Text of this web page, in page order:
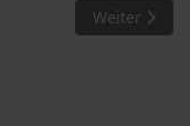
(6). Drei
Nächster
Weiter